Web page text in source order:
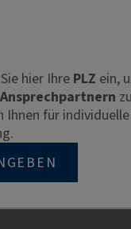
hier Ihre PLZ ein,
Ihnen für